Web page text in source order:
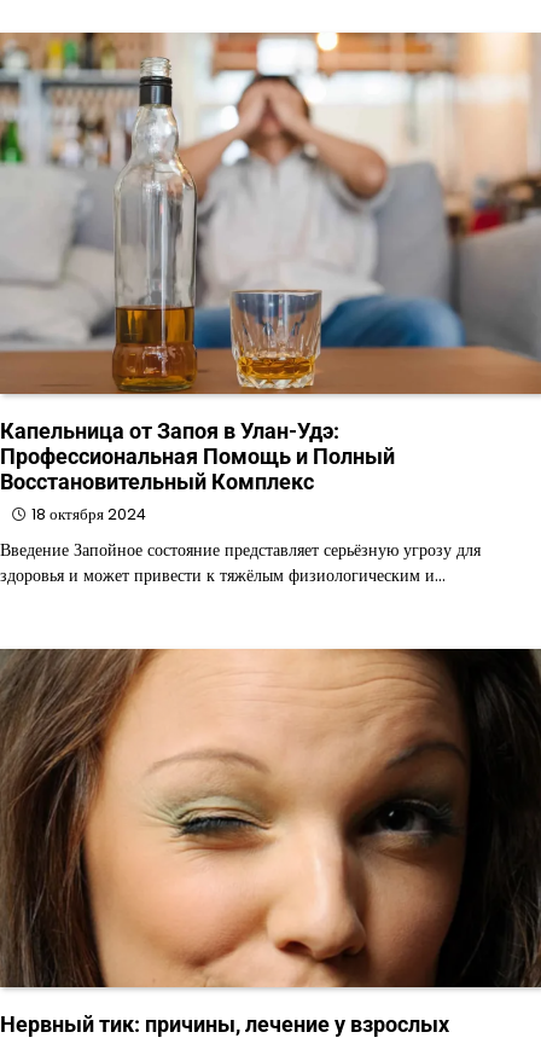
Капельница от Запоя в Улан-Удэ:
Профессиональная Помощь и Полный
Восстановительный Комплекс
18 октября 2024
Введение Запойное состояние представляет серьёзную угрозу для
здоровья и может привести к тяжёлым физиологическим и…
Нервный тик: причины, лечение у взрослых